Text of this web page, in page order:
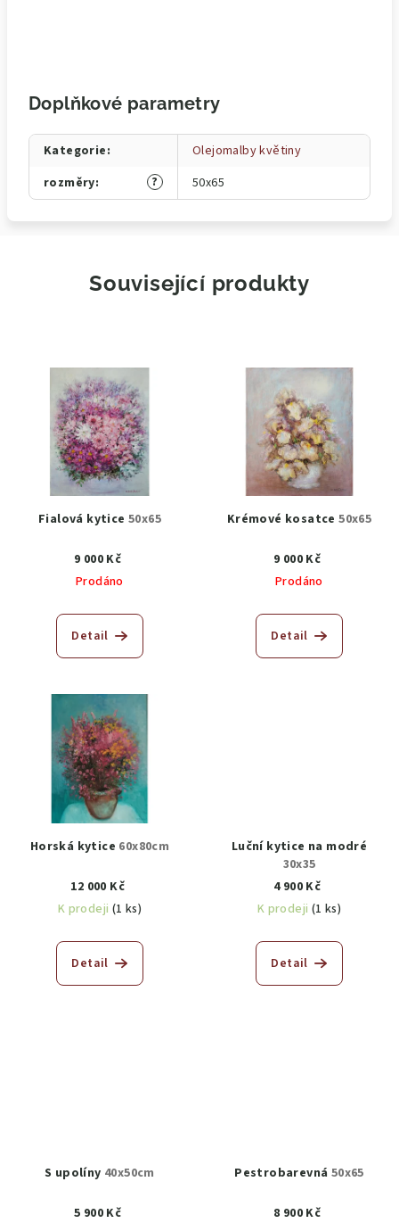
Doplňkové parametry
Kategorie:
Olejomalby květiny
?
rozměry: 50x65
Související produkty
Fialová kytice 50x65
9 000 Kč
Prodáno
Detail
Krémové kosatce50x65
9 000 Kč
Prodáno
Detail
Horská kytice 60x80cm
12 000 Kč
K prodeji (1 ks)
Detail
Luční kytice na modré
30x35
4 900 Kč
K prodeji (1 ks)
Detail
S upolíny 40x50cm
5 900 Kč
Pestrobarevná 50x65
8 900 Kč